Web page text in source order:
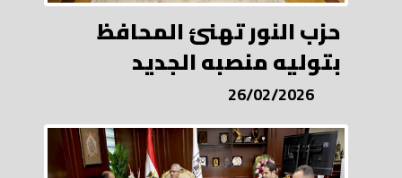
حزب النور تهنئ المحافظ
بتوليه منصبه الجديد
26/02/2026